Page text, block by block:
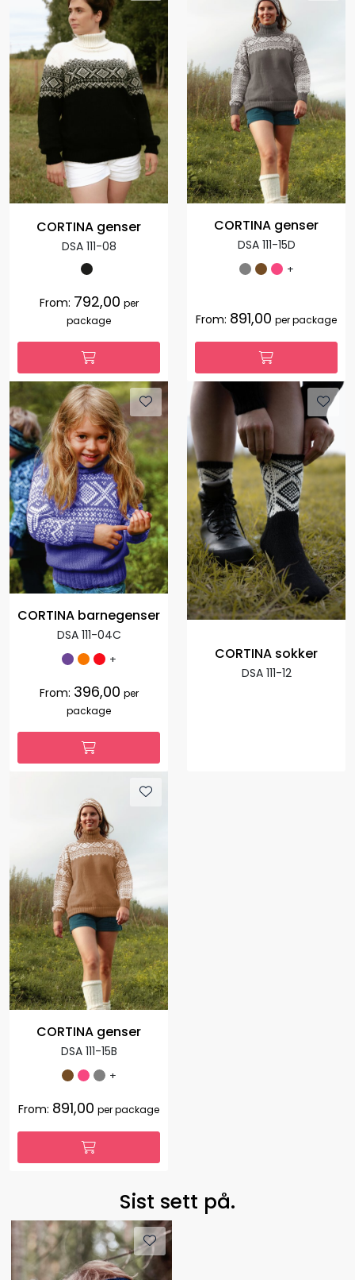
CORTINA genser
DSA 111-08
From: 792,00 per
package
CORTINA genser
DSA 111-15D
+
From: 891,00 per package
CORTINA barnegenser
DSA 111-04C
+
From: 396,00 per
package
CORTINA sokker
DSA 111-12
CORTINA genser
DSA 111-15B
+
From: 891,00 per package
Sist sett på.